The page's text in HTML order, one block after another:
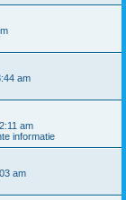
am
am
informatie
am